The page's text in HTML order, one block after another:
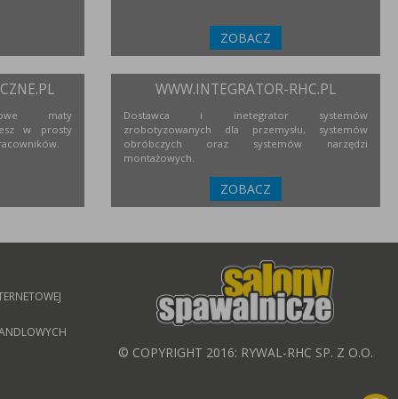
ZOBACZ
maty
w prosty
WWW.INTEGRATOR-RHC.PL
Dostawca i inetegrator systemów
zrobotyzowanych dla przemysłu, systemów
obróbczych oraz systemów narzędzi
montażowych.
ZOBACZ
© COPYRIGHT 2016: RYWAL-RHC SP. Z O.O.